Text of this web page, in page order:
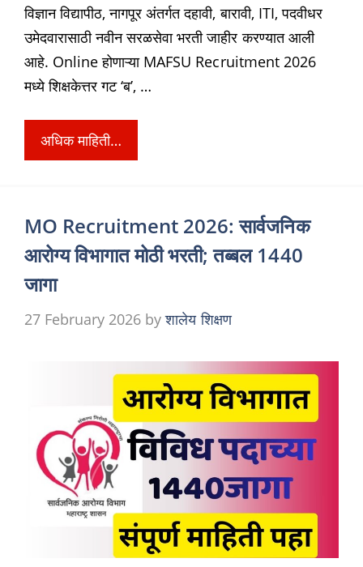
विज्ञान विद्यापीठ, नागपूर अंतर्गत दहावी, बारावी, ITI, पदवीधर
उमेदवारासाठी नवीन सरळसेवा भरती जाहीर करण्यात आली
आहे. Online होणाऱ्या MAFSU Recruitment 2026
मध्ये शिक्षकेत्तर गट ‘ब’, …
अधिक माहिती…
MO Recruitment 2026: सार्वजनिक
आरोग्य विभागात मोठी भरती; तब्बल 1440
जागा
27 February 2026 byशालेय शिक्षण